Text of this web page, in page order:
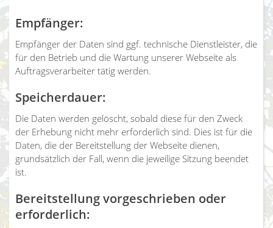
Empfänger:
Empfänger der Daten sind ggf. technische Dienstleister, die
für den Betrieb und die Wartung unserer Webseite als
Auftragsverarbeiter tätig werden.
Speicherdauer:
Die Daten werden gelöscht, sobald diese für den Zweck
der Erhebung nicht mehr erforderlich sind. Dies ist für die
Daten, die der Bereitstellung der Webseite dienen,
grundsätzlich der Fall, wenn die jeweilige Sitzung beendet
ist.
Bereitstellung vorgeschrieben oder
erforderlich: